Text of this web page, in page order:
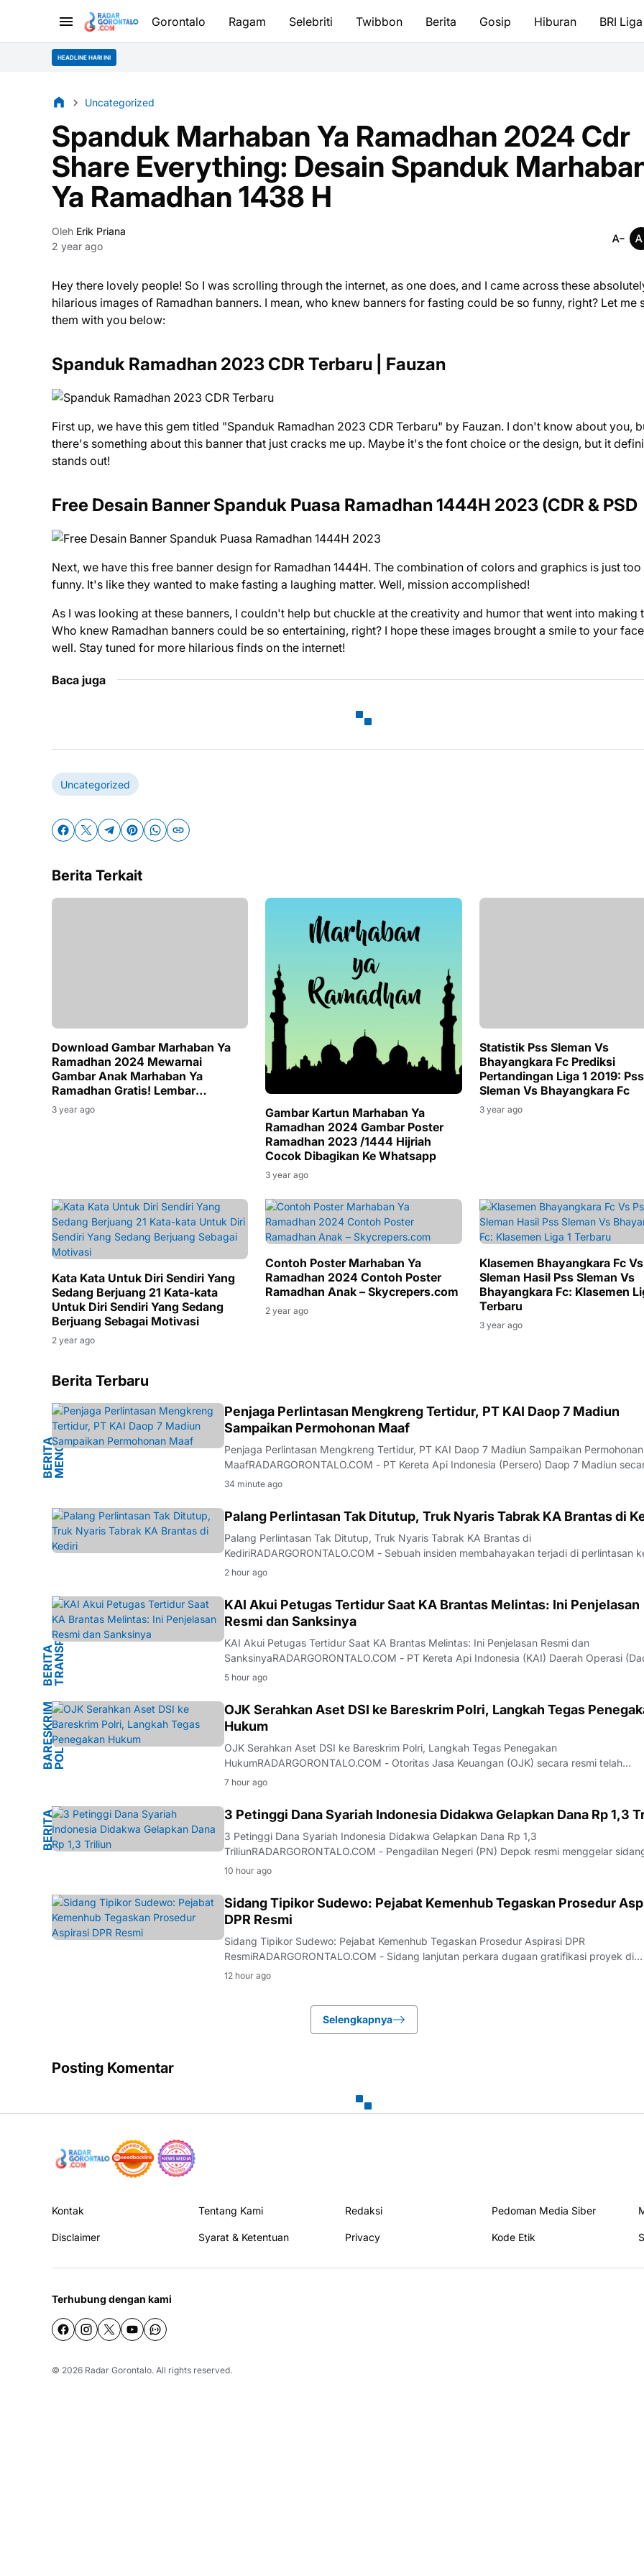
Gorontalo Ragam Selebriti Twibbon Berita Gosip Hiburan BRI Liga
HEADLINE HARI INI
Uncategorized
Spanduk Marhaban Ya Ramadhan 2024 Cdr
Share Everything: Desain Spanduk
Ya Ramadhan 1438 H
Oleh Erik Priana
2 year ago
Hey there lovely people! So I was scrolling through the internet, as one does, and I came across these
hilarious images of Ramadhan banners. I mean, who knew banners for fasting could be so funny, right? Let me
them with you below:
Spanduk Ramadhan 2023 CDR Terbaru | Fauzan
First up, we have this gem titled "Spanduk Ramadhan 2023 CDR Terbaru" by Fauzan. I don't know about you,
there's something about this banner that just cracks me up. Maybe it's the font choice or the design, but it
stands out!
Free Desain Banner Spanduk Puasa Ramadhan 1444H 2023 (CDR & PSD
Next, we have this free banner design for Ramadhan 1444H. The combination of colors and graphics is just too
funny. It's like they wanted to make fasting a laughing matter. Well, mission accomplished!
As I was looking at these banners, I couldn't help but chuckle at the creativity and humor that went into making
Who knew Ramadhan banners could be so entertaining, right? I hope these images brought a smile to your
well. Stay tuned for more hilarious finds on the internet!
Baca juga
Uncategorized
Berita Terkait
Download Gambar Marhaban Ya
Ramadhan 2024 Mewarnai
Gambar Anak Marhaban Ya
Ramadhan Gratis! Lembar
Mewarnai
3 year ago
Gambar Kartun Marhaban Ya
Ramadhan 2024 Gambar Poster
Ramadhan 2023 /1444 Hijriah
Cocok Dibagikan Ke Whatsapp
3 year ago
Statistik Pss Sleman Vs
Bhayangkara Fc Prediksi
Pertandingan Liga 1 2019: Pss
Sleman Vs Bhayangkara Fc
3 year ago
Kata Kata Untuk Diri Sendiri Yang
Sedang Berjuang 21 Kata-kata
Untuk Diri Sendiri Yang Sedang
Berjuang Sebagai Motivasi
2 year ago
Contoh Poster Marhaban Ya
Ramadhan 2024 Contoh Poster
Ramadhan Anak – Skycrepers.com
2 year ago
Klasemen Bhayangkara Fc
Sleman Hasil Pss Sleman Vs
Bhayangkara Fc: Klasemen
Terbaru
3 year ago
Berita Terbaru
B
E
R
I
T
A
M
E
N
G
K
R
E
NG
Penjaga Perlintasan Mengkreng Tertidur, PT KAI Daop 7 Madiun
Sampaikan Permohonan Maaf
Penjaga Perlintasan Mengkreng Tertidur, PT KAI Daop 7 Madiun Sampaikan Permohonan
MaafRADARGORONTALO.COM - PT Kereta Api Indonesia (Persero) Daop 7 Madiun
terbuka menyampaikan permohonan maaf yang mendalam kepada seluruh masyarakat
34 minute ago
BERITA Palang Perlintasan Tak Ditutup, Truk Nyaris Tabrak KA Brantas di
Palang Perlintasan Tak Ditutup, Truk Nyaris Tabrak KA Brantas di
KediriRADARGORONTALO.COM - Sebuah insiden membahayakan terjadi di perlintasan
api Simpang Mengkreng, Kecamatan Purwoasri, Kabupaten Kediri, yang melibatkan KA
2 hour ago
B
E
R
I
T
A
T
R
A
N
S
P
O
R
T
A
SI
KAI Akui Petugas Tertidur Saat KA Brantas Melintas: Ini Penjelasan
Resmi dan Sanksinya
KAI Akui Petugas Tertidur Saat KA Brantas Melintas: Ini Penjelasan Resmi dan
SanksinyaRADARGORONTALO.COM - PT Kereta Api Indonesia (KAI) Daerah Operasi
Madiun telah memberikan klarifikasi resmi terkait insiden palang pintu perlintasan di
5 hour ago
B
A
RE
S
K
R
I
M
P
O
L
RI
OJK Serahkan Aset DSI ke Bareskrim Polri, Langkah Tegas
Hukum
OJK Serahkan Aset DSI ke Bareskrim Polri, Langkah Tegas Penegakan
HukumRADARGORONTALO.COM - Otoritas Jasa Keuangan (OJK) secara resmi telah
menyerahkan sejumlah aset milik PT Dana Syariah Indonesia (PT DSI) kepada Bareskrim
7 hour ago
B
E
R
I
T
A
H
U
K
UM 3 Petinggi Dana Syariah Indonesia Didakwa Gelapkan Dana Rp 1,3
3 Petinggi Dana Syariah Indonesia Didakwa Gelapkan Dana Rp 1,3
TriliunRADARGORONTALO.COM - Pengadilan Negeri (PN) Depok resmi menggelar
perdana kasus dugaan penggelapan dana yang melibatkan petinggi PT Dana Syariah
10 hour ago
HUKUM
Sidang Tipikor Sudewo: Pejabat Kemenhub Tegaskan Prosedur
DPR Resmi
Sidang Tipikor Sudewo: Pejabat Kemenhub Tegaskan Prosedur Aspirasi DPR
ResmiRADARGORONTALO.COM - Sidang lanjutan perkara dugaan gratifikasi proyek di
lingkungan Direktorat Jenderal Perkeretaapian (DJKA) dengan terdakwa mantan
12 hour ago
Selengkapnya
Posting Komentar
Kontak Tentang Kami Redaksi Pedoman Media Siber
Disclaimer Syarat & Ketentuan Privacy Kode Etik
Terhubung dengan kami
© 2026 Radar Gorontalo. All rights reserved.